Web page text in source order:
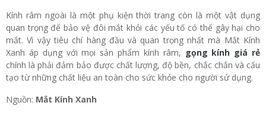
Kính râm ngoài là một phụ kiện thời trang còn là một vật dụng
quan trọng để bảo vệ đôi mắt khỏi các yếu tố có thể gây hại cho
mắt. Vì vậy tiêu chí hàng đầu và quan trọng nhất mà Mắt Kính
Xanh áp dụng với mọi sản phẩm kính râm, gọng kính giá rẻ
chính là phải đảm bảo được chất lượng, độ bền, chắc chắn và cấu
tạo từ những chất liệu an toàn cho sức khỏe cho người sử dụng.
Nguồn: Mắt Kính Xanh